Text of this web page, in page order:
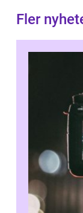
Fler